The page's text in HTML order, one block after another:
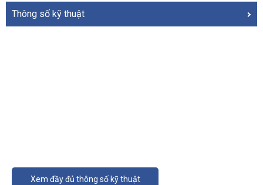
Thông số kỹ thuật
Xem đầy đủ thông số kỹ thuật